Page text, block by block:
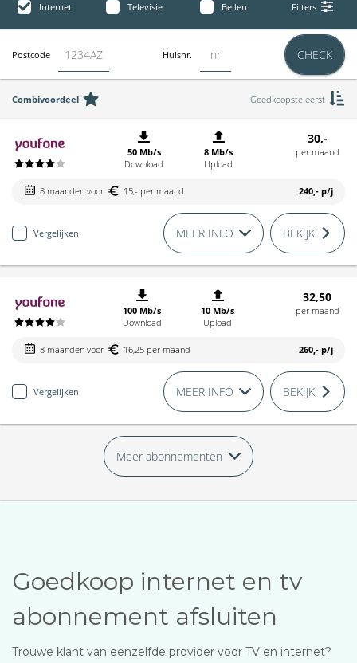
Internet Televisie Bellen Filters
Postcode Huisnr. CHECK
Combivoordeel Goedkoopste eerst
50 Mb/s
Download
8 Mb/s
Upload
30,-
per maand
8 maanden voor 15,- per maand 240,- p/j
Vergelijken MEER INFO BEKIJK
100 Mb/s
Download
10 Mb/s
Upload
32,50
per maand
8 maanden voor 16,25 per maand 260,- p/j
Vergelijken MEER INFO BEKIJK
Meer abonnementen
Goedkoop internet en tv
abonnement afsluiten
Trouwe klant van eenzelfde provider voor TV en internet?